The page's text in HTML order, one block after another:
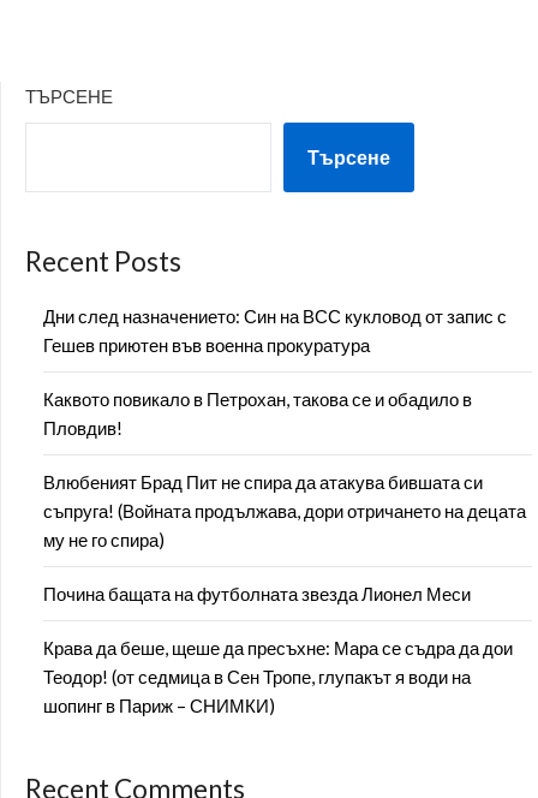
ТЪРСЕНЕ
Търсене
Recent Posts
Дни след назначението: Син на ВСС кукловод от запис с
Гешев приютен във военна прокуратура
Каквото повикало в Петрохан, такова се и обадило в
Пловдив!
Влюбеният Брад Пит не спира да атакува бившата си
съпруга! (Войната продължава, дори отричането на децата
му не го спира)
Почина бащата на футболната звезда Лионел Меси
Крава да беше, щеше да пресъхне: Мара се съдра да дои
Теодор! (от седмица в Сен Тропе, глупакът я води на
шопинг в Париж – СНИМКИ)
Recent Comments